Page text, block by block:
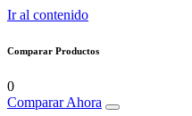
Ir al contenido
Comparar Productos
0
Comparar Ahora